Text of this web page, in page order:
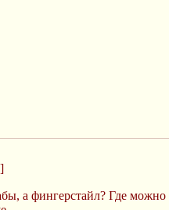
]
а фингерстайл? Где можно